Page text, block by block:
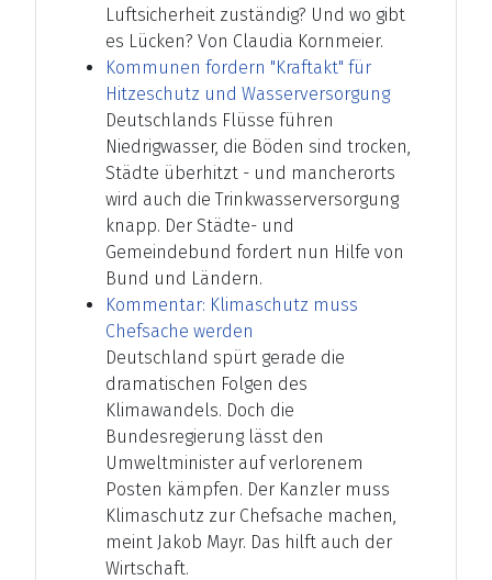
Luftsicherheit zuständig? Und wo gibt
es Lücken? Von Claudia Kornmeier.
Kommunen fordern "Kraftakt" für
Hitzeschutz und Wasserversorgung
Deutschlands Flüsse führen
Niedrigwasser, die Böden sind trocken,
Städte überhitzt - und mancherorts
wird auch die Trinkwasserversorgung
knapp. Der Städte- und
Gemeindebund fordert nun Hilfe von
Bund und Ländern.
Kommentar: Klimaschutz muss
Chefsache werden
Deutschland spürt gerade die
dramatischen Folgen des
Klimawandels. Doch die
Bundesregierung lässt den
Umweltminister auf verlorenem
Posten kämpfen. Der Kanzler muss
Klimaschutz zur Chefsache machen,
meint Jakob Mayr. Das hilft auch der
Wirtschaft.